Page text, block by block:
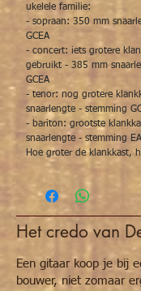
ukelele familie:
- sopraan: 350 mm
GCEA
- concert: iets grotere
gebruikt - 385 mm
GCEA
- tenor: nog grotere
snaarlengte - stemming
- bariton: grootste
snaarlengte - stemming
Hoe groter de klankkast,
Het credo van
Een gitaar koop je bij
bouwer, niet zomaar